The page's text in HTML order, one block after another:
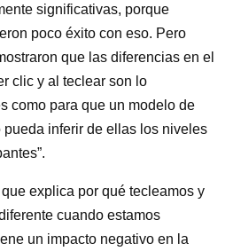
significativas, porque
poco éxito con eso. Pero
que las diferencias en el
clic y al teclear son lo
como para que un modelo de
inferir de ellas los niveles
explica por qué tecleamos y
cuando estamos
un impacto negativo en la